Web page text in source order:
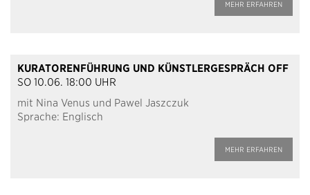
MEHR ERFAHREN
KURATORENFÜHRUNG UND KÜNSTLERGESPRÄCH OFF
SO 10.06. 18:00 UHR
mit Nina Venus und Pawel Jaszczuk
Sprache: Englisch
MEHR ERFAHREN